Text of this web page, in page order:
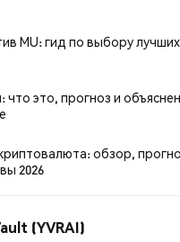
MU: гид по выбору
что это, прогноз и
обзор,
2026
(YVRAI)